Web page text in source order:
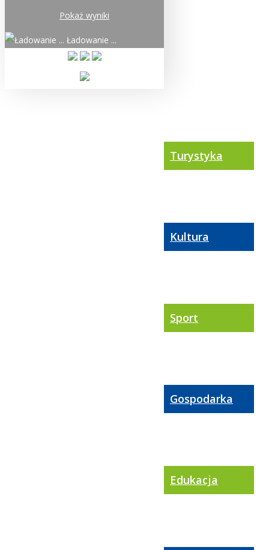
Pokaż wyniki
Ładowanie ...
Turystyka
Kultura
Sport
Gospodarka
Edukacja